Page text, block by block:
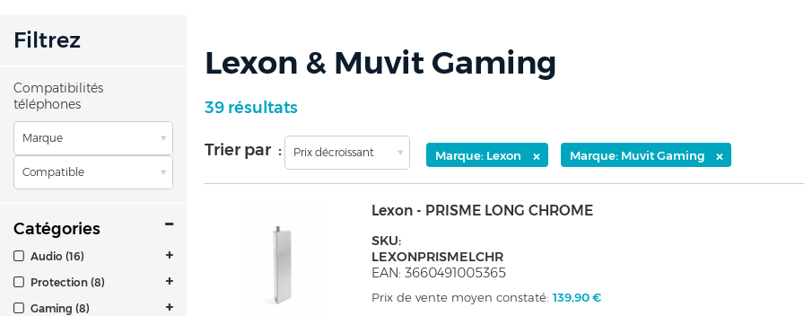
Filtrez
Compatibilités
téléphones
Marque
Compatible
Catégories
Audio (16)
Protection (8)
Gaming (8)
Lexon & Muvit Gaming
39 résultats
Trier par : Prix décroissant Marque: Lexon × Marque: Muvit Gaming ×
Lexon - PRISME LONG CHROME
SKU:
LEXONPRISMELCHR
EAN: 3660491005365
Prix de vente moyen constaté:139,90 €